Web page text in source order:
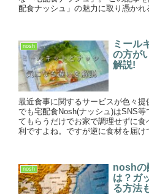
配食ナッシュ」の魅力に取り憑かれ
nosh
ミール
の方が
解説!
最近食事に関するサービスが色々
でも宅配食Nosh(ナッシュ)はSNS
てもらうだけでお家で調理せずに
利ですよね。ですが逆に食材を届
nosh
noshの
は？ガ
る方法